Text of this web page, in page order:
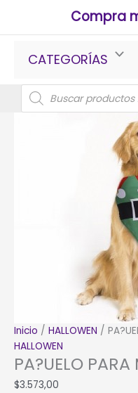
contenido
Compra
CATEGORÍAS
Búsqueda
de
productos
Inicio / HALLOWEN /
HALLOWEN
PA?UELO
$3.573,00